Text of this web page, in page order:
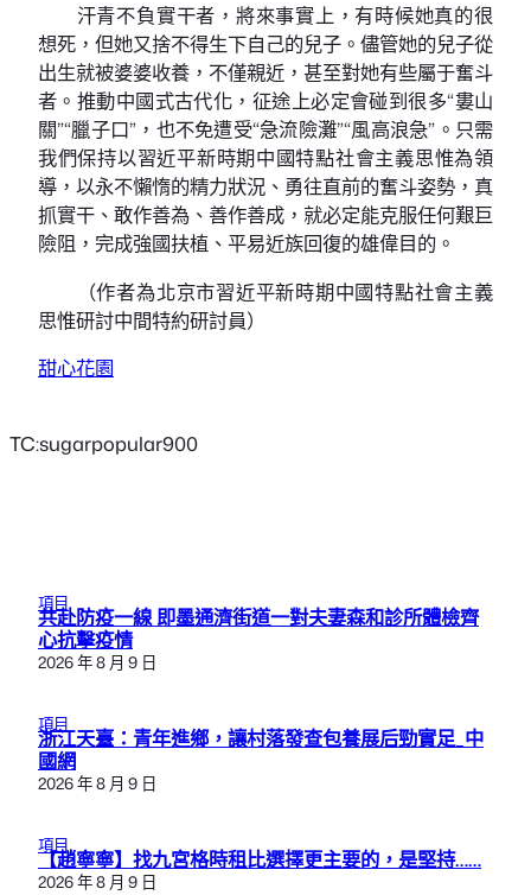
汗青不負實干者，將來事實上，有時候她真的很
想死，但她又捨不得生下自己的兒子。儘管她的兒子從
出生就被婆婆收養，不僅親近，甚至對她有些屬于奮斗
者。推動中國式古代化，征途上必定會碰到很多“婁山
關”“臘子口”，也不免遭受“急流險灘”“風高浪急”。只需
我們保持以習近平新時期中國特點社會主義思惟為領
導，以永不懶惰的精力狀況、勇往直前的奮斗姿勢，真
抓實干、敢作善為、善作善成，就必定能克服任何艱巨
險阻，完成強國扶植、平易近族回復的雄偉目的。
（作者為北京市習近平新時期中國特點社會主義
思惟研討中間特約研討員）
甜心花園
TC:sugarpopular900
項目
共赴防疫一線 即墨通濟街道一對夫妻森和診所體檢齊
心抗擊疫情
2026 年 8 月 9 日
項目
浙江天臺：青年進鄉，讓村落發查包養展后勁實足_中
國網
2026 年 8 月 9 日
項目
【趙寧寧】找九宮格時租比選擇更主要的，是堅持……
2026 年 8 月 9 日